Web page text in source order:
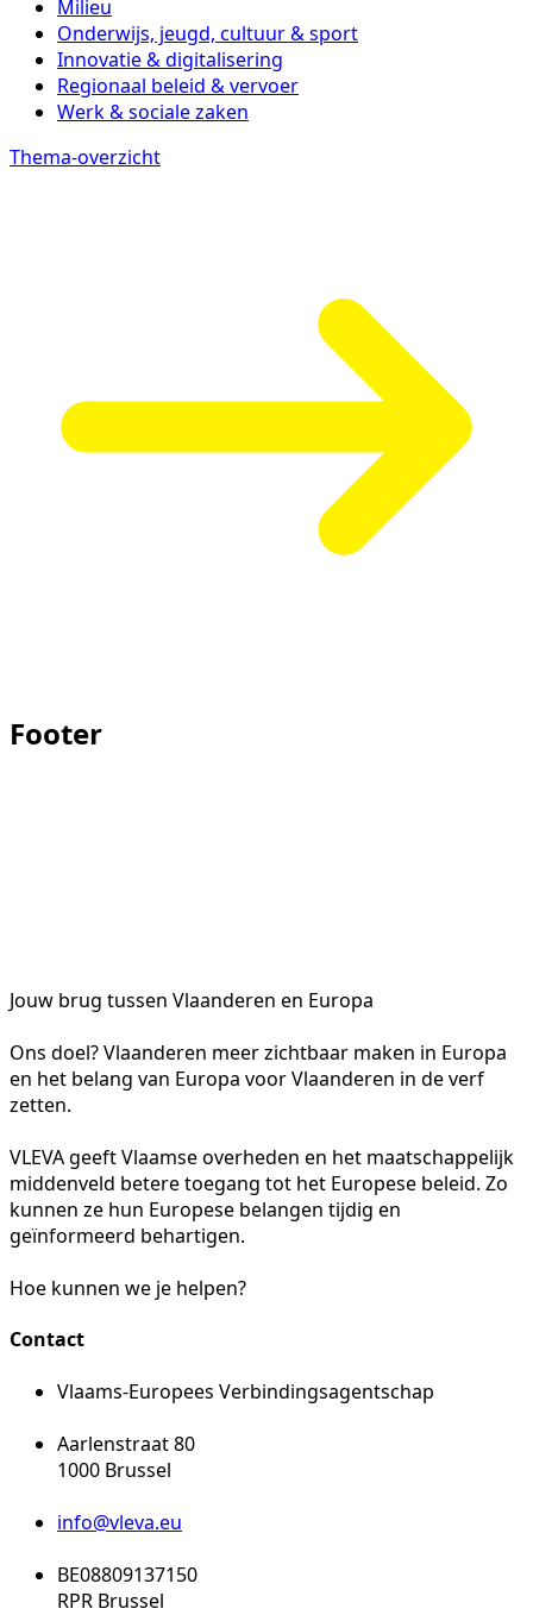
Milieu
Onderwijs, jeugd, cultuur & sport
Innovatie & digitalisering
Regionaal beleid & vervoer
Werk & sociale zaken
Thema-overzicht
Footer
Jouw brug tussen Vlaanderen en Europa
Ons doel? Vlaanderen meer zichtbaar maken in Europa
en het belang van Europa voor Vlaanderen in de verf
zetten.
VLEVA geeft Vlaamse overheden en het maatschappelijk
middenveld betere toegang tot het Europese beleid. Zo
kunnen ze hun Europese belangen tijdig en
geïnformeerd behartigen.
Hoe kunnen we je helpen?
Contact
Vlaams-Europees Verbindingsagentschap
Aarlenstraat 80
1000 Brussel
info@vleva.eu
BE08809137150
RPR Brussel